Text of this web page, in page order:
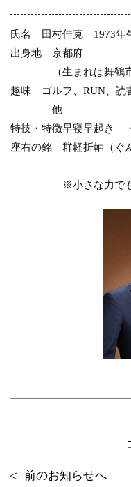
氏名
田村佳克 1973年
出身地 京都府
（生まれは舞鶴
趣味
ゴルフ、RUN、読
他
特技・特徴早寝早起き
座右の銘 群軽折軸（ぐ
※小さな力で
前のお知らせへ